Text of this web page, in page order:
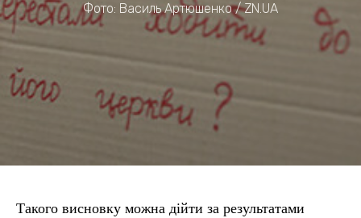
Фото: Василь Артюшенко / ZN.UA
Такого висновку можна дійти за результатами